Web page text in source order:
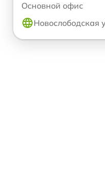
Основной офис
Новослободская